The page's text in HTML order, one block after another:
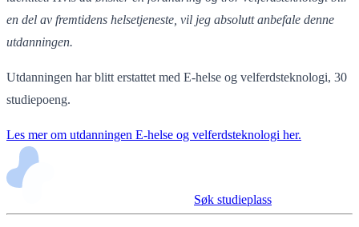
en del av fremtidens helsetjeneste, vil jeg absolutt anbefale denne
utdanningen.
Utdanningen har blitt erstattet med E-helse og velferdsteknologi, 30
studiepoeng.
Les mer om utdanningen E-helse og velferdsteknologi her.
Søk studieplass